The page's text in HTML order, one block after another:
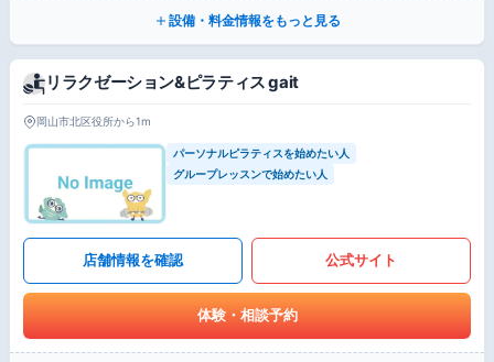
設備・料金情報をもっと見る
リラクゼーション&ピラティス gait
岡山市北区役所から1m
パーソナルピラティスを始めたい人
グループレッスンで始めたい人
店舗情報を確認 公式サイト
体験・相談予約